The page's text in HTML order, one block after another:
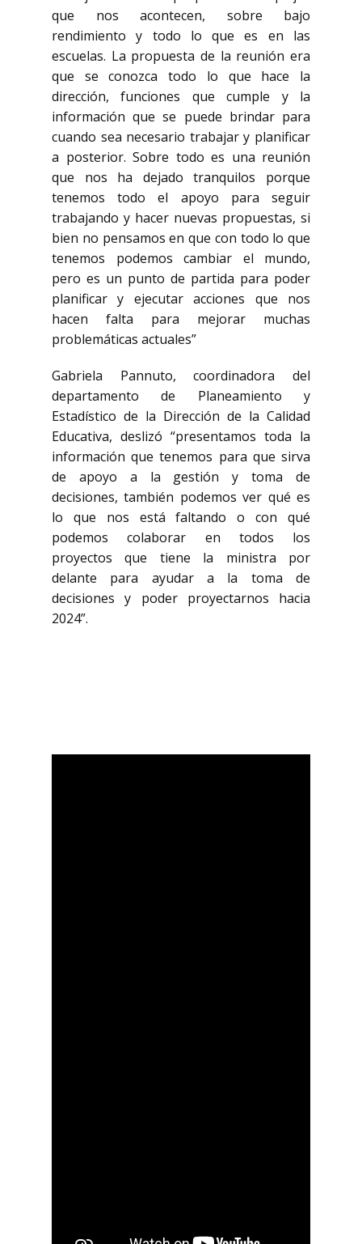
que nos acontecen, sobre bajo
rendimiento y todo lo que es en las
escuelas. La propuesta de la reunión era
que se conozca todo lo que hace la
dirección, funciones que cumple y la
información que se puede brindar para
cuando sea necesario trabajar y planificar
a posterior. Sobre todo es una reunión
que nos ha dejado tranquilos porque
tenemos todo el apoyo para seguir
trabajando y hacer nuevas propuestas, si
bien no pensamos en que con todo lo que
tenemos podemos cambiar el mundo,
pero es un punto de partida para poder
planificar y ejecutar acciones que nos
hacen falta para mejorar muchas
problemáticas actuales”
Gabriela Pannuto, coordinadora del
departamento de Planeamiento y
Estadístico de la Dirección de la Calidad
Educativa, deslizó “presentamos toda la
información que tenemos para que sirva
de apoyo a la gestión y toma de
decisiones, también podemos ver qué es
lo que nos está faltando o con qué
podemos colaborar en todos los
proyectos que tiene la ministra por
delante para ayudar a la toma de
decisiones y poder proyectarnos hacia
2024”.